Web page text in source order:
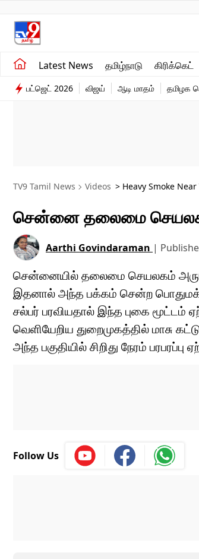
Latest News தமிழ்நாடு கிரிக்கெட்
சமீபத்திய செய்திகள்
தமிழ்நாடு
பட்ஜெட் 2026 விஜய் ஆடி மாதம் தமிழக
TV9 Tamil News Videos > Heavy Smoke
சென்னை தலைமை செயலகம்
Aarthi Govindaraman |
சென்னையில் தலைமை செயலகம்
இதனால் அந்த பக்கம் சென்ற
சல்பர் பரவியதால் இந்த புகை மூட்டம்
வெளியேறிய துறைமுகத்தில் மாசு
அந்த பகுதியில் சிறிது நேரம் பரபரப்பு
Follow Us